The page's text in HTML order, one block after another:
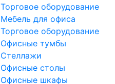
Торговое оборудование
Мебель для офиса
Торговое оборудование
Офисные тумбы
Стеллажи
Офисные столы
Офисные шкафы